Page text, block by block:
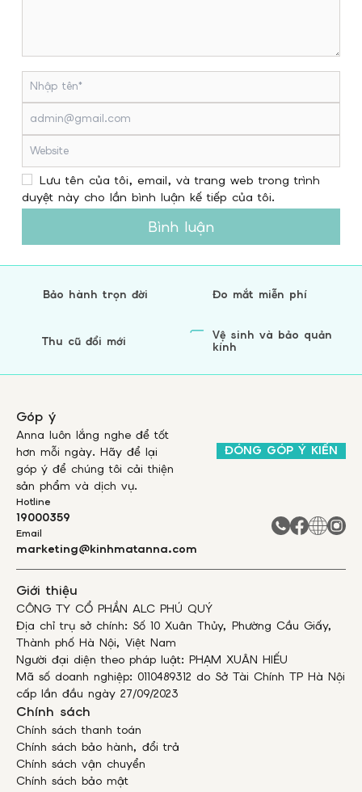
Lưu tên của tôi, email, và trang web trong trình
duyệt này cho lần bình luận kế tiếp của tôi.
Bình luận
Bảo hành trọn đời Đo mắt miễn phí
Thu cũ đổi mới
Vệ sinh và bảo quản
kính
Góp ý
Anna luôn lắng nghe để tốt
hơn mỗi ngày. Hãy để lại
góp ý để chúng tôi cải thiện
sản phẩm và dịch vụ.
ĐÓNG GÓP Ý KIẾN
Hotline
19000359
Email
marketing@kinhmatanna.com
Giới thiệu
CÔNG TY CỔ PHẦN ALC PHÚ QUÝ
Địa chỉ trụ sở chính: Số 10 Xuân Thủy, Phường Cầu Giấy,
Thành phố Hà Nội, Việt Nam
Người đại diện theo pháp luật: PHẠM XUÂN HIẾU
Mã số doanh nghiệp: 0110489312 do Sở Tài Chính TP Hà Nội
cấp lần đầu ngày 27/09/2023
Chính sách
Chính sách thanh toán
Chính sách bảo hành, đổi trả
Chính sách vận chuyển
Chính sách bảo mật